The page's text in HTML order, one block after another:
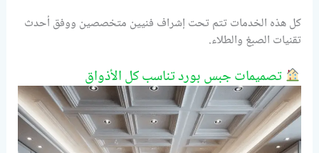
كل هذه الخدمات تتم تحت إشراف فنيين متخصصين ووفق أحدث
تقنيات الصبغ والطلاء.
تصميمات جبس بورد تناسب كل الأذواق